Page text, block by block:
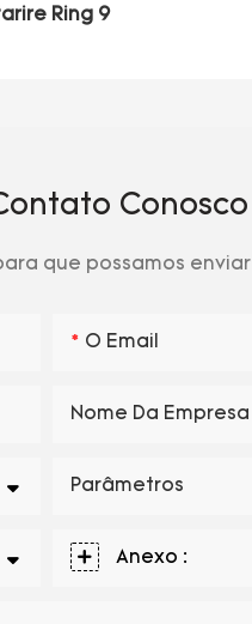
Conosco
que possamos
O Email
Nome Da Empresa
Parâmetros
Anexo :